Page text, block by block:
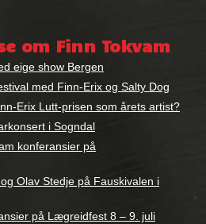
om Finn Tokvam
eige show Bergen
med Finn-Erix og Salty Dog
Erix Lutt-prisen som årets artist?
i Sogndal
konferansier på
Olav Stedje på Fauskivalen i
på Lægreidfest 8 – 9. juli